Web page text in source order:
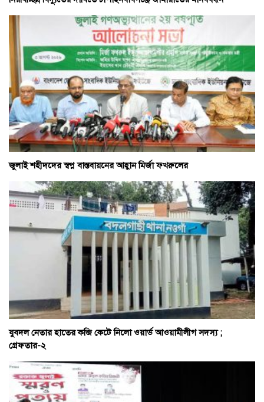
জুলাই শহীদদের স্বপ্ন বাস্তবায়নের আহ্বান মির্জা ফখরুলের
যুবদল নেতার হাতের কব্জি কেটে নিলো ওয়ার্ড আওয়ামীলীগ সদস্য ;
গ্রেফতার-২